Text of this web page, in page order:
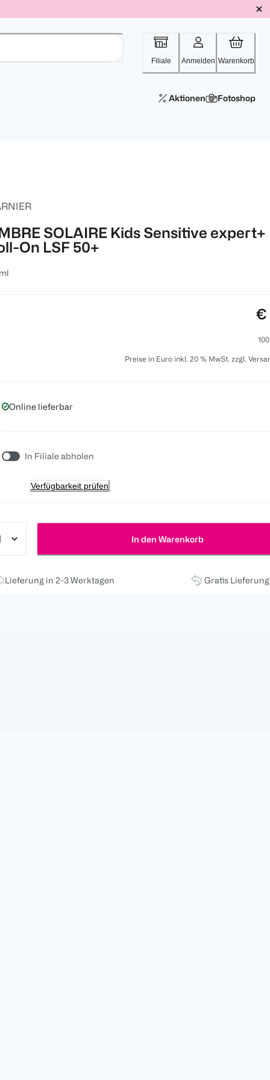
Filiale Anmelden Warenkorb
Aktionen Fotoshop
SOLAIRE Kids Sensitive expert+
On LSF 50+
€
Preise in Euro inkl. 20 % MwSt. zzgl.
Online lieferbar
In Filiale abholen
Verfügbarkeit prüfen
In den Warenkorb
Lieferung in 2-3 Werktagen Gratis